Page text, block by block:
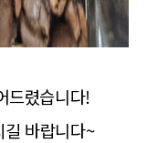
드렸습니다!
바랍니다~